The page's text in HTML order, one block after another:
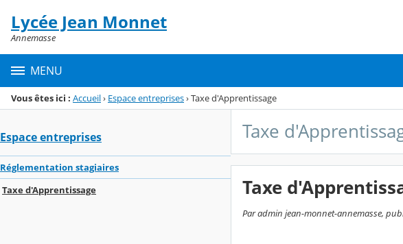
Menu de la rubrique
Contenu
Lycée Jean Monnet
Annemasse
MENU
Vous êtes ici : Accueil› Espace entreprises›Taxe d'Apprentissage
Espace entreprises
Réglementation stagiaires
Taxe d'Apprentissage
Taxe
Taxe
Par admin jean-monnet-annemasse,